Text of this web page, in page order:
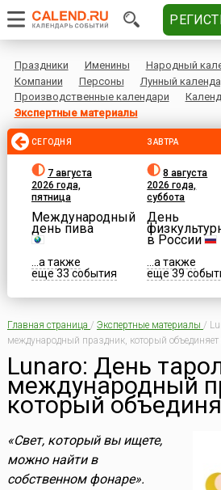
Праздники Именины Народный
Компании
Персоны
Лунный
Производственные календари
Экспертные материалы
СЕГОДНЯ
7 августа
2026 года,
пятница
Международный
день пива
...а также
еще 33 события
ЗАВТРА
8 августа
2026 года,
суббота
День
в России
...а также
еще 39
Главная страница / Экспертные материалы /
международный праздник, который объединяет
Lunaro: День
международный
который
«Свет, который вы ищете,
можно найти в
собственном фонаре».